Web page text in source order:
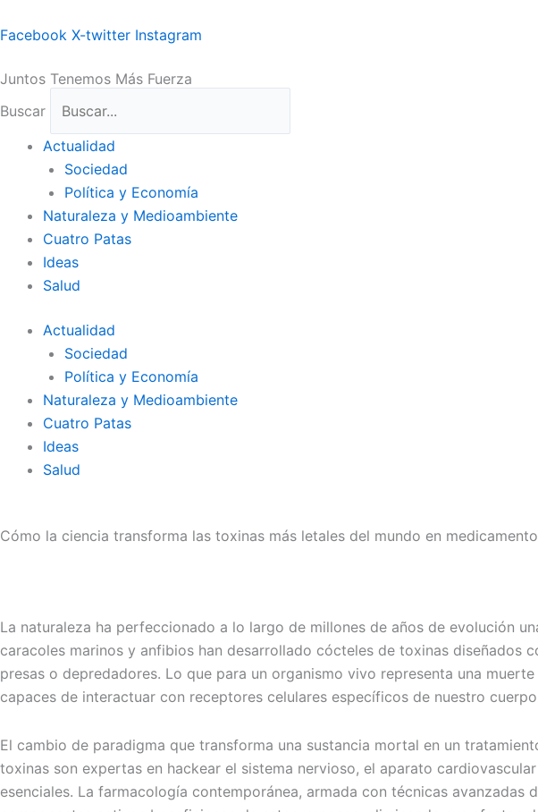
al
Facebook X-twitter Instagram
Juntos Tenemos Más Fuerza
Buscar
Actualidad
Sociedad
Política y Economía
Naturaleza y Medioambiente
Cuatro Patas
Ideas
Salud
Actualidad
Sociedad
Política y Economía
Naturaleza y Medioambiente
Cuatro Patas
Ideas
Salud
Cómo la ciencia transforma las toxinas más letales del mundo en
La naturaleza ha perfeccionado a lo largo de millones de años de evolución
caracoles marinos y anfibios han desarrollado cócteles de toxinas
presas o depredadores. Lo que para un organismo vivo representa una
capaces de interactuar con receptores celulares específicos de nuestro
El cambio de paradigma que transforma una sustancia mortal en un
toxinas son expertas en hackear el sistema nervioso, el aparato
esenciales. La farmacología contemporánea, armada con técnicas